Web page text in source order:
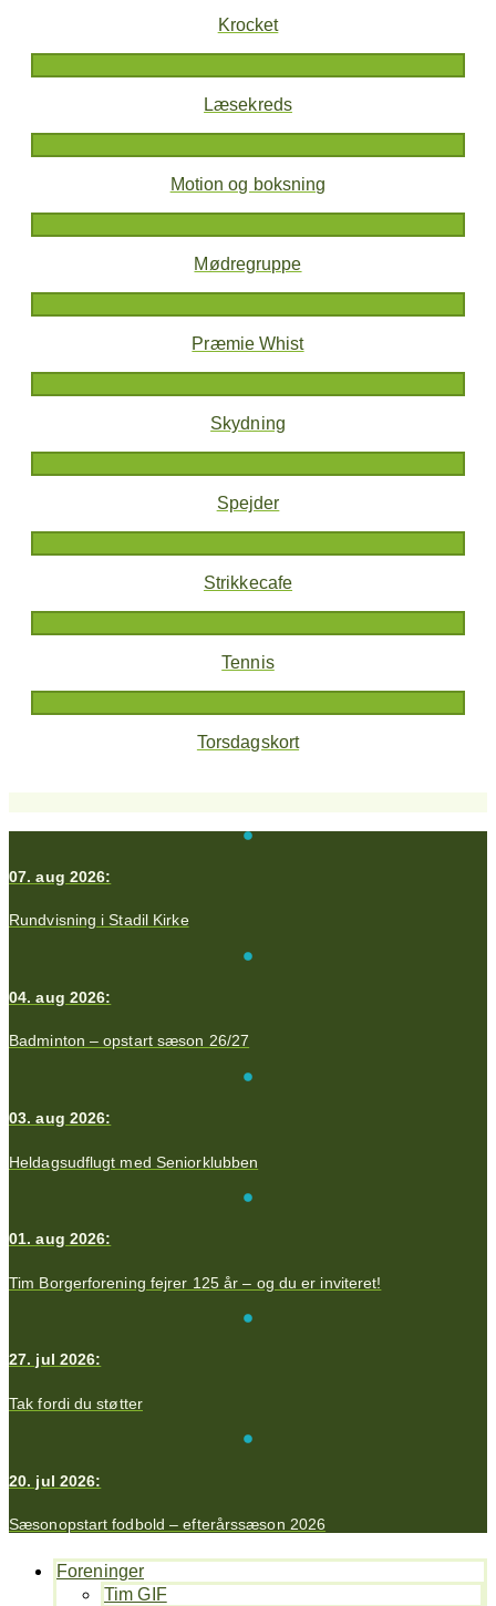
Krocket
Læsekreds
Motion og boksning
Mødregruppe
Præmie Whist
Skydning
Spejder
Strikkecafe
Tennis
Torsdagskort
07. aug 2026:
Rundvisning i Stadil Kirke
04. aug 2026:
Badminton – opstart sæson 26/27
03. aug 2026:
Heldagsudflugt med Seniorklubben
01. aug 2026:
Tim Borgerforening fejrer 125 år – og du er inviteret!
27. jul 2026:
Tak fordi du støtter
20. jul 2026:
Sæsonopstart fodbold – efterårssæson 2026
Foreninger
Tim GIF